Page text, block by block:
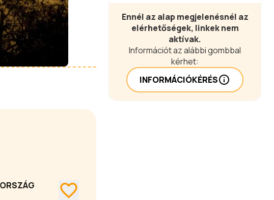
Ennél az alap megjelenésnél az
elérhetőségek, linkek nem
aktívak.
Információt az alábbi gombbal
kérhet:
INFORMÁCIÓKÉRÉS